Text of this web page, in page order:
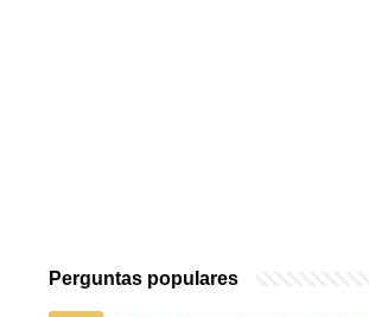
Perguntas populares